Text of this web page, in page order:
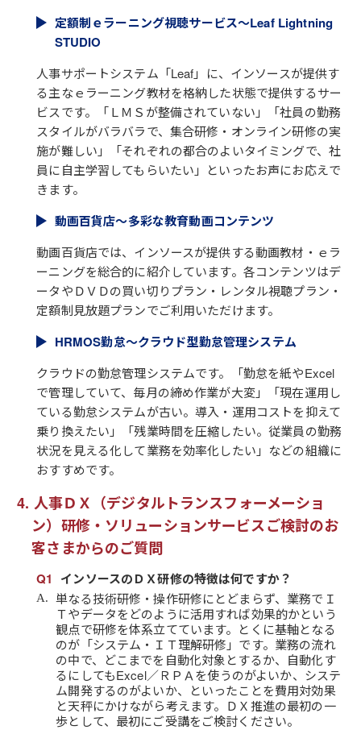
定額制ｅラーニング視聴サービス～Leaf Lightning
STUDIO
人事サポートシステム「Leaf」に、インソースが提供す
る主なｅラーニング教材を格納した状態で提供するサー
ビスです。「ＬＭＳが整備されていない」「社員の勤務
スタイルがバラバラで、集合研修・オンライン研修の実
施が難しい」「それぞれの都合のよいタイミングで、社
員に自主学習してもらいたい」といったお声にお応えで
きます。
動画百貨店～多彩な教育動画コンテンツ
動画百貨店では、インソースが提供する動画教材・ｅラ
ーニングを総合的に紹介しています。各コンテンツはデ
ータやＤＶＤの買い切りプラン・レンタル視聴プラン・
定額制見放題プランでご利用いただけます。
HRMOS勤怠～クラウド型勤怠管理システム
クラウドの勤怠管理システムです。「勤怠を紙やExcel
で管理していて、毎月の締め作業が大変」「現在運用し
ている勤怠システムが古い。導入・運用コストを抑えて
乗り換えたい」「残業時間を圧縮したい。従業員の勤務
状況を見える化して業務を効率化したい」などの組織に
おすすめです。
人事ＤＸ（デジタルトランスフォーメーショ
ン）研修・ソリューションサービスご検討のお
客さまからのご質問
インソースのＤＸ研修の特徴は何ですか？
単なる技術研修・操作研修にとどまらず、業務でＩ
Ｔやデータをどのように活用すれば効果的かという
観点で研修を体系立てています。とくに基軸となる
のが「システム・ＩＴ理解研修」です。業務の流れ
の中で、どこまでを自動化対象とするか、自動化す
るにしてもExcel／ＲＰＡを使うのがよいか、システ
ム開発するのがよいか、といったことを費用対効果
と天秤にかけながら考えます。ＤＸ推進の最初の一
歩として、最初にご受講をご検討ください。